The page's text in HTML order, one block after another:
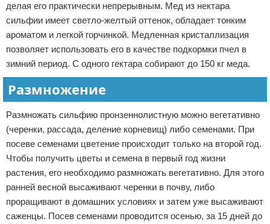
делая его практически непрерывным. Мед из нектара
сильфии имеет светло-желтый оттенок, обладает тонким
ароматом и легкой горчинкой. Медленная кристаллизация
позволяет использовать его в качестве подкормки пчел в
зимний период. С одного гектара собирают до 150 кг меда.
Размножение
Размножать сильфию пронзеннолистную можно вегетативно
(черенки, рассада, деление корневищ) либо семенами. При
посеве семенами цветение происходит только на второй год.
Чтобы получить цветы и семена в первый год жизни
растения, его необходимо размножать вегетативно. Для этого
ранней весной высаживают черенки в почву, либо
проращивают в домашних условиях и затем уже высаживают
саженцы. Посев семенами проводится осенью, за 15 дней до